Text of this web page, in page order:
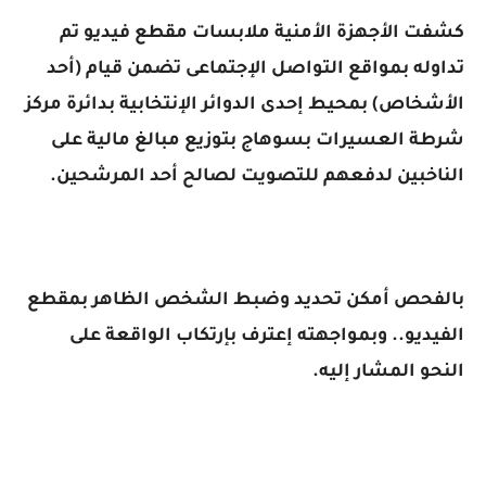
كشفت الأجهزة الأمنية ملابسات مقطع فيديو تم
تداوله بمواقع التواصل الإجتماعى تضمن قيام (أحد
الأشخاص) بمحيط إحدى الدوائر الإنتخابية بدائرة مركز
شرطة العسيرات بسوهاج بتوزيع مبالغ مالية على
الناخبين لدفعهم للتصويت لصالح أحد المرشحين.
بالفحص أمكن تحديد وضبط الشخص الظاهر بمقطع
الفيديو.. وبمواجهته إعترف بإرتكاب الواقعة على
النحو المشار إليه.